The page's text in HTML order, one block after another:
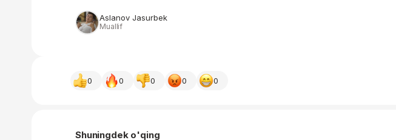
Aslanov Jasurbek
Muallif
0 0 0 0 0
Shuningdek o'qing